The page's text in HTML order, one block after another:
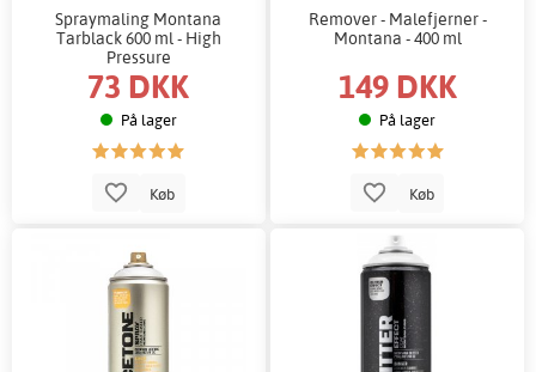
Spraymaling Montana
Tarblack 600 ml - High
Pressure
73 DKK
På lager
Køb
Remover - Malefjerner -
Montana - 400 ml
149 DKK
På lager
Køb